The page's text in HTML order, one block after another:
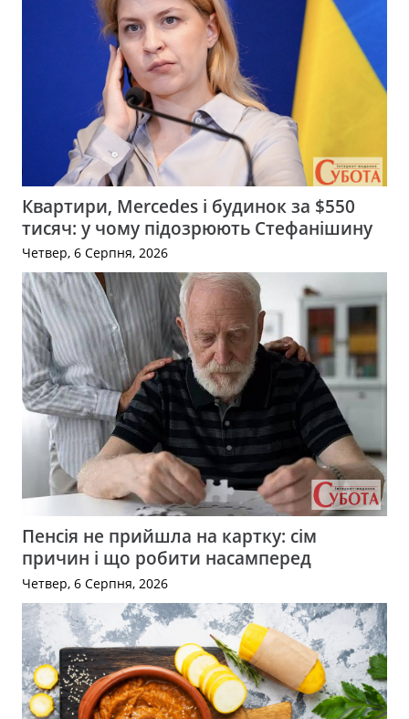
Квартири, Mercedes і будинок за $550
тисяч: у чому підозрюють Стефанішину
Четвер, 6 Серпня, 2026
Пенсія не прийшла на картку: сім
причин і що робити насамперед
Четвер, 6 Серпня, 2026